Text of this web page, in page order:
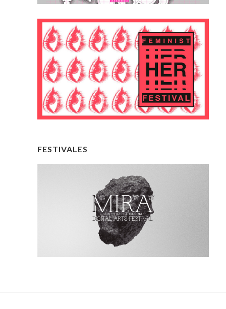
FESTIVALES